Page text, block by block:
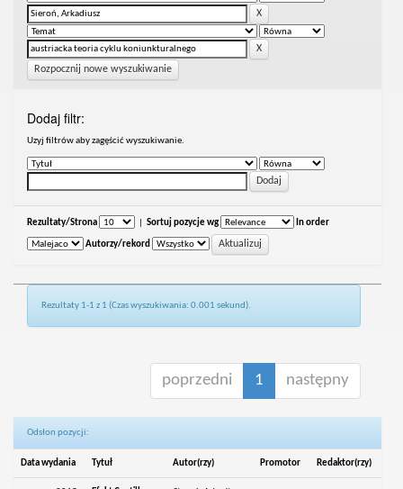
Rozpocznij nowe wyszukiwanie
Dodaj filtr:
Uzyj filtrów aby zagęścić wyszukiwanie.
Rezultaty/Strona Sortuj pozycje wg In order
Autorzy/rekord
Rezultaty 1-1 z 1 (Czas wyszukiwania: 0.001 sekund).
poprzedni 1 następny
Odsłon pozycji:
Data wydania Tytuł Autor(rzy) Promotor Redaktor(rzy)